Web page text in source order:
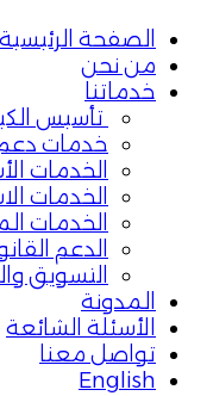
الصفحة الرئيسية
من نحن
خدماتنا
تأسيس
خدمات دعم
الخدمات
الخدمات
الخدمات
الدعم
التسويق
المدونة
الأسئلة الشائعة
تواصل معنا
English